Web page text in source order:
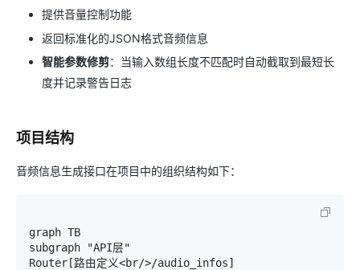
提供音量控制功能
返回标准化的JSON格式音频信息
智能参数修剪：当输入数组长度不匹配时自动截取到最短长
度并记录警告日志
项目结构
音频信息生成接口在项目中的组织结构如下：
graph TB
subgraph "API层"
Router[路由定义<br/>/audio_infos]